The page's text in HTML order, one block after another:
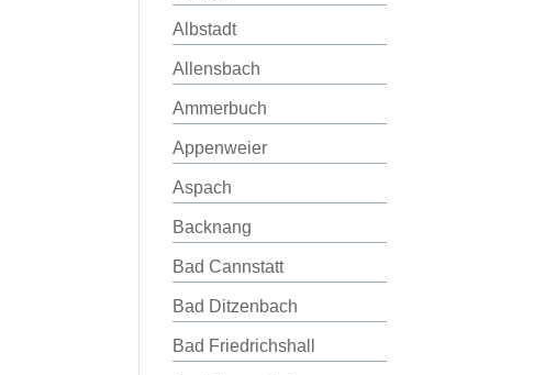
Albstadt
Allensbach
Ammerbuch
Appenweier
Aspach
Backnang
Bad Cannstatt
Bad Ditzenbach
Bad Friedrichshall